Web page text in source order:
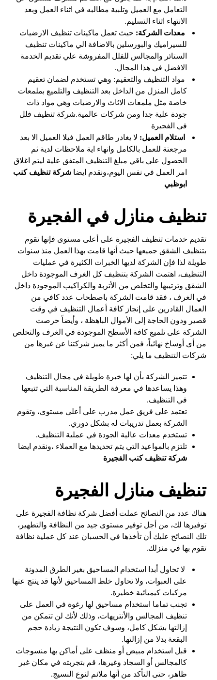
التعامل مع العميل وتلبية مطالبه في اثناء العمل وبعد
الانتهاء اثناء التسليم.
معدات الشركة: حيث تعمل ماكينات تنظيف الارضيات
للسيراميك والبورسلين بالاضافة الي ماكينات تنظيف
الستائر والمجالس للفلل المفروشة علي تقديم الخدمة
الافضل في هذا المجال.
مواد التنظيف والتعقيم: وهي تستخدم لضمان تعقيم
كامل المنزل من الداخل بعد التنظيف والتلميع بملمعات
خاصة مثل ملمعات الاثاث والارضيات وهي مواد ذات
جودة علية جدا ومن شركات عالمية.شركة تنظيف فلل
في الفجيرة
استلام العميل: لا يغادر طاقم العمل فيلا العميل الا بعد
مرجعتة للعمل بالكامل وانهاء اية ملاحظات لدية ثم
الحصول علي باقي مبلغ التنظيف المتفق علية ليتم اغلاق
امر العمل في نفس اليوم،ونقدم ايضاشركة تنظيف كنب
ابوظبي
تنظيف منازل في الفجيرة
تقديم خدمات تنظيف الفجيرة على أعلى مستوى فإنها تقوم
بتنظيف الشقق جميعها حيث أنها قامت بهذا العمل منذ سنوات
طويلة لذا فإن الشركة لديها الخبرات الكثيرة في عمليات
التنظيف، اهتمت الشركة بتنظيف كل الغرف الموجودة داخل
الشقق وترتيبها والتخلص من الأتربة والكراكيب الموجودة داخل
في الغرف ، فقد قامت الشركة باصطحاب عدد كافي من
العمال القادرين على إنجاز كافة أعمال التنظيف في وقت
قصير ودون الحاجة إلى الأموال الباهظة ، وأيضاً حرصت
الشركة على تلميع كافة الأسطح الموجودة في الغرف والتخلص
من أي أوساخ نهائياً، فمن أكثر ما يميز شركتنا عن غيرها من
شركات التنظيف ما يلي:
تتميز الشركة بأن لها خبرة طويلة في مجال التنظيف
وهذا يساعدها في معرفة الطريقة المناسبة التي تتبعها
في التنظيف.
تعتمد على فريق عمل مدرب على أعلى مستوى، وتقوم
الشركة بعمل تدريبات له بشكل دوري.
تستخدم معدات عالية الجودة في عملية التنظيف.
تلتزم بالمواعيد التي يتم تحديدها مع العملاء ،ونقدم ايضا
شركة تنظيف كنب الفجيرة
تنظيف منازل الفجيرة
هناك عدد من النصائح عملت أفضل شركة نظافة الفجيرة على
توفيرها لك، من أجل توفير مستوى جيد من النظافة والتطهير،
تلك النصائح عليك أن تأخذها في الحسبان عند كل عملية نظافة
تقوم بها في منزلك.
لا تحاول أبدا استخدام المساحيق بغير الطرق المدونة
على العبوات، ولا تحاول خلط المساحيق لأنها قد ينتج عنها
مركبات كيميائية خطيرة.
تجنب تماما استخدام مساحيق لها رغوة في العمل على
تنظيف المجالس والأنتريهات، وذلك لأنك لن تتمكن من
إزالتها بشكل كامل، وسوف تكون النتيجة زيادة حجم
البقعة بدلا من إزالتها.
قبل استخدام مبيض أو منظف على أماكن بها منسوجات
كالمجالس أو السجاد وغيرها، قم بتجربته في مكان غير
ظاهر، حتى التأكد من أنها ملائم لنوع النسيج.